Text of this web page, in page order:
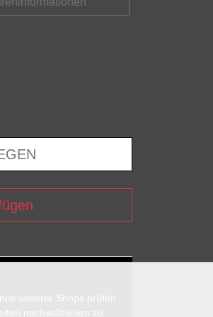
unserer Shops prüfen
nachvollziehen zu